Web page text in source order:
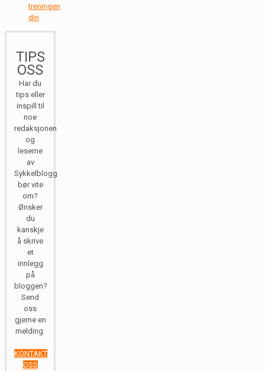
treningen
din
TIPS
OSS
Har du
tips eller
inspill til
noe
redaksjonen
og
leserne
av
Sykkelblogg
bør vite
om?
Ønsker
du
kanskje
å skrive
et
innlegg
på
bloggen?
Send
oss
gjerne en
melding.
KONTAKT
OSS